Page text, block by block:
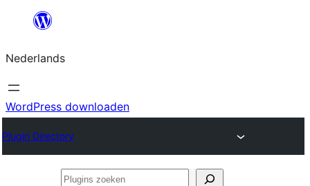
de
inhoud
Nederlands
WordPress downloaden
Plugin Directory
Plugins